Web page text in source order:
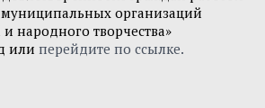
организаций
и народного творчества»
или перейдите по ссылке.